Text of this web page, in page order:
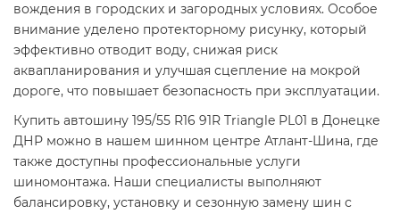
вождения в городских и загородных условиях. Особое
внимание уделено протекторному рисунку, который
эффективно отводит воду, снижая риск
аквапланирования и улучшая сцепление на мокрой
дороге, что повышает безопасность при эксплуатации.
Купить автошину 195/55 R16 91R Triangle PL01 в Донецке
ДНР можно в нашем шинном центре Атлант-Шина, где
также доступны профессиональные услуги
шиномонтажа. Наши специалисты выполняют
балансировку, установку и сезонную замену шин с